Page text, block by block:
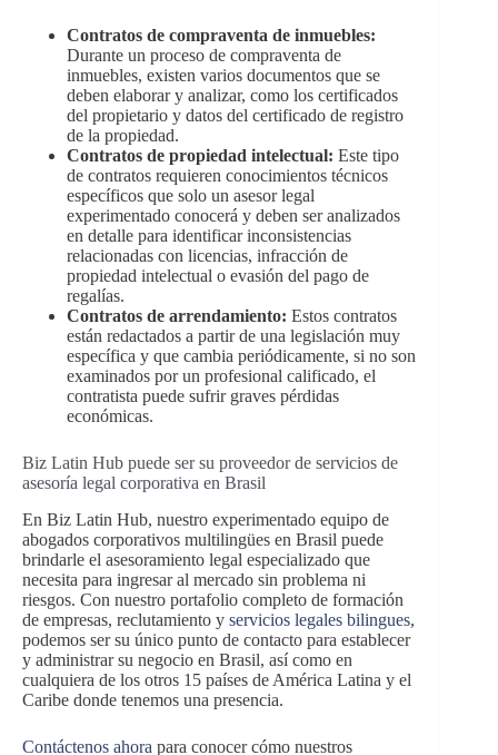
Contratos de compraventa de inmuebles:
Durante un proceso de compraventa de
inmuebles, existen varios documentos que se
deben elaborar y analizar, como los certificados
del propietario y datos del certificado de registro
de la propiedad.
Contratos de propiedad intelectual: Este tipo
de contratos requieren conocimientos técnicos
específicos que solo un asesor legal
experimentado conocerá y deben ser analizados
en detalle para identificar inconsistencias
relacionadas con licencias, infracción de
propiedad intelectual o evasión del pago de
regalías.
Contratos de arrendamiento: Estos contratos
están redactados a partir de una legislación muy
específica y que cambia periódicamente, si no son
examinados por un profesional calificado, el
contratista puede sufrir graves pérdidas
económicas.
Biz Latin Hub puede ser su proveedor de servicios de
asesoría legal corporativa en Brasil
En Biz Latin Hub, nuestro experimentado equipo de
abogados corporativos multilingües en Brasil puede
brindarle el asesoramiento legal especializado que
necesita para ingresar al mercado sin problema ni
riesgos. Con nuestro portafolio completo de formación
de empresas, reclutamiento y servicios legales bilingues,
podemos ser su único punto de contacto para establecer
y administrar su negocio en Brasil, así como en
cualquiera de los otros 15 países de América Latina y el
Caribe donde tenemos una presencia.
Contáctenos ahora para conocer cómo nuestros